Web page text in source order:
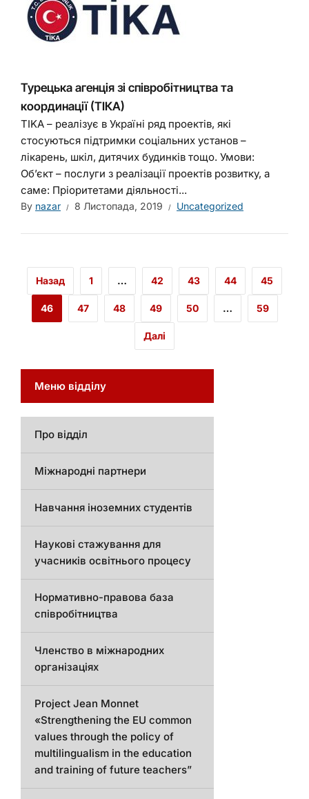
Турецька агенція зі співробітництва та
координації (ТІКА)
TIKA – реалізує в Україні ряд проектів, які
стосуються підтримки соціальних установ –
лікарень, шкіл, дитячих будинків тощо. Умови:
Об’єкт – послуги з реалізації проектів розвитку, а
саме: Пріоритетами діяльності...
By nazar 8 Листопада, 2019 Uncategorized
Назад 1 … 42 43 44 45
46 47 48 49 50 … 59
Далі
Меню відділу
Про відділ
Міжнародні партнери
Навчання іноземних студентів
Наукові стажування для
учасників освітнього процесу
Нормативно-правова база
співробітництва
Членство в міжнародних
організаціях
Project Jean Monnet
«Strengthening the EU common
values through the policy of
multilingualism in the education
and training of future teachers”